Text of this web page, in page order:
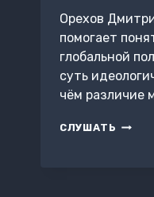
Орехов
помогает
глобальной
суть
чём различие
СЛУШАТЬ